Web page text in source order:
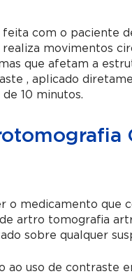
feita com o paciente
movimentos
que afetam a
, aplicado
10 minutos.
o medicamento que
artro tomografia
sobre qualquer
ao uso de contraste